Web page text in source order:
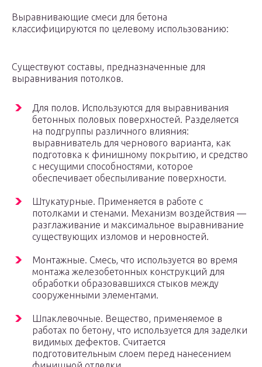
Выравнивающие смеси для бетона
классифицируются по целевому использованию:
Существуют составы, предназначенные для
выравнивания потолков.
Для полов. Используются для выравнивания
бетонных половых поверхностей. Разделяется
на подгруппы различного влияния:
выравниватель для чернового варианта, как
подготовка к финишному покрытию, и средство
с несущими способностями, которое
обеспечивает обеспыливание поверхности.
Штукатурные. Применяется в работе с
потолками и стенами. Механизм воздействия —
разглаживание и максимальное выравнивание
существующих изломов и неровностей.
Монтажные. Смесь, что используется во время
монтажа железобетонных конструкций для
обработки образовавшихся стыков между
сооруженными элементами.
Шпаклевочные. Вещество, применяемое в
работах по бетону, что используется для заделки
видимых дефектов. Считается
подготовительным слоем перед нанесением